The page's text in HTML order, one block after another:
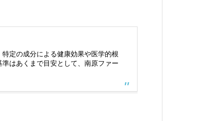
定の成分による健康効果や医学的根
はあくまで目安として、南原ファー